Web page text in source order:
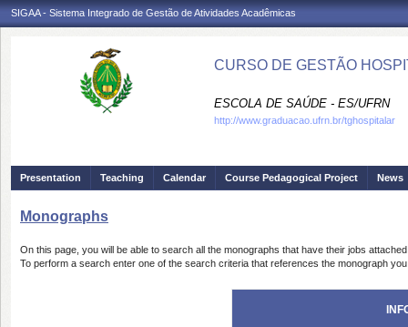
SIGAA - Sistema Integrado de Gestão de Atividades Acadêmicas
CURSO DE GESTÃO
ESCOLA DE SAÚDE - ES/UFRN
http://www.graduacao.ufrn.br/tghospitalar
Presentation Teaching Calendar Course Pedagogical Project News
Monographs
On this page, you will be able to search all the monographs that have their jobs
To perform a search enter one of the search criteria that references the monograph